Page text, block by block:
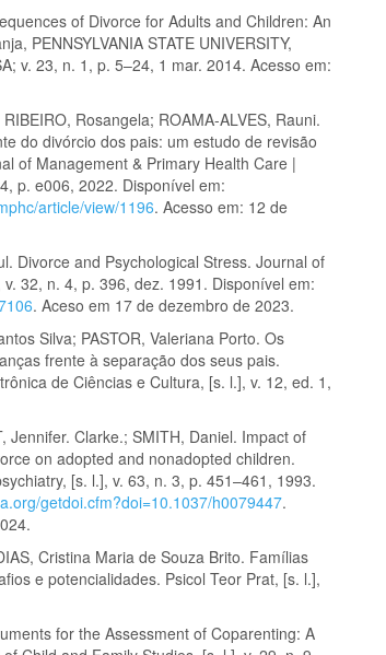
of Divorce for Adults and Children: An
PENNSYLVANIA STATE UNIVERSITY,
v. 23, n. 1, p. 5–24, 1 mar. 2014. Acesso em:
Rosangela; ROAMA-ALVES, Rauni.
do divórcio dos pais: um estudo de revisão
of Management & Primary Health Care |
p. e006, 2022. Disponível em:
article/view/1196. Acesso em: 12 de
Divorce and Psychological Stress. Journal of
32, n. 4, p. 396, dez. 1991. Disponível em:
. Aceso em 17 de dezembro de 2023.
Silva; PASTOR, Valeriana Porto. Os
frente à separação dos seus pais.
de Ciências e Cultura, [s. l.], v. 12, ed. 1,
Jennifer. Clarke.; SMITH, Daniel. Impact of
on adopted and nonadopted children.
[s. l.], v. 63, n. 3, p. 451–461, 1993.
getdoi.cfm?doi=10.1037/h0079447.
Cristina Maria de Souza Brito. Famílias
e potencialidades. Psicol Teor Prat, [s. l.],
for the Assessment of Coparenting: A